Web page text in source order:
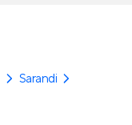
Sarandi